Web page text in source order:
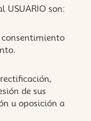
USUARIO son:
consentimiento
de sus
u oposición a